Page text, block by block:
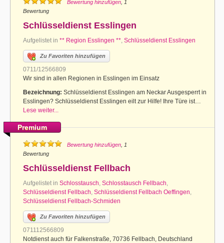
Bewertung hinzufügen , 1
Bewertung
Schlüsseldienst Esslingen
Aufgelistet in ** Region Esslingen **, Schlüsseldienst Esslingen
Zu Favoriten hinzufügen
0711/12566809
Wir sind in allen Regionen in Esslingen im Einsatz
Bezeichnung: Schlüsseldienst Esslingen am Neckar Ausgesperrt in
Esslingen? Schlüsseldienst Esslingen eilt zur Hilfe! Ihre Türe ist…
Lese weiter...
Premium
Bewertung hinzufügen , 1
Bewertung
Schlüsseldienst Fellbach
Aufgelistet in Schlosstausch, Schlosstausch Fellbach,
Schlüsseldienst Fellbach, Schlüsseldienst Fellbach Oeffingen,
Schlüsseldienst Fellbach-Schmiden
Zu Favoriten hinzufügen
071112566809
Notdienst auch für Falkenstraße, 70736 Fellbach, Deutschland